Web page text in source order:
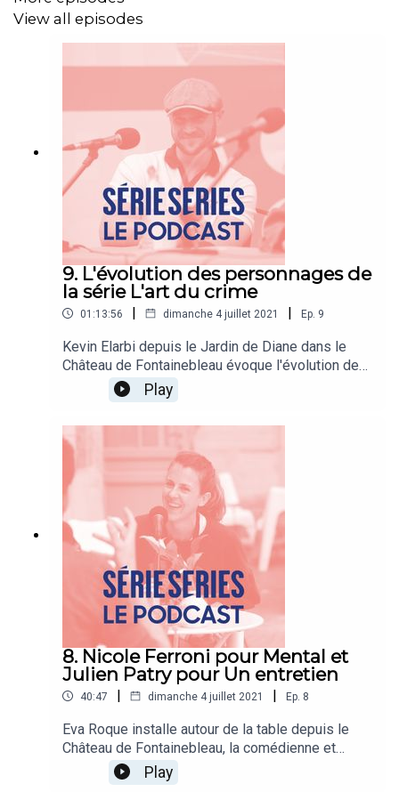
View all episodes
9. L'évolution des personnages de
la série L'art du crime
01:13:56 | dimanche 4 juillet 2021 | Ep. 9
Kevin Elarbi depuis le Jardin de Diane dans le
Château de Fontainebleau évoque l'évolution des
personnages au fil des saisons à travers la série
L'art du crime. Pour plonger dans cette
Éléonore Bernheim et Nicolas Gob, le scénariste
Pierre-Yve Mora et le producteur Arnaud de
Crémiers.
Play
8. Nicole Ferroni pour Mental et
Julien Patry pour Un entretien
40:47 | dimanche 4 juillet 2021 | Ep. 8
Eva Roque installe autour de la table depuis le
Château de Fontainebleau, la comédienne et
humoriste Nicole Ferroni pour son rôle dans
Mental et Julien Patry le réalisateur de "Un
Play